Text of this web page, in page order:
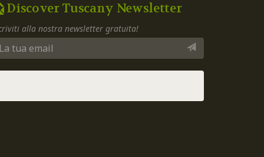
Discover Tuscany Newsletter
alla nostra newsletter gratuita!